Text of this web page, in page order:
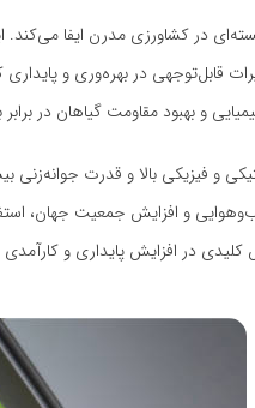
در کشاورزی مدرن ایفا می‌کند.
قابل‌توجهی در بهره‌وری و
و بهبود مقاومت گیاهان در
و فیزیکی بالا و قدرت جوانه‌زنی
و افزایش جمعیت جهان،
در افزایش پایداری و